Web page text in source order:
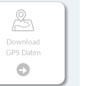
Download
GPS Daten